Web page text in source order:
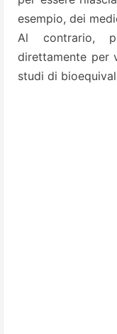
esempio, dei
Al contrario,
direttamente per
studi di